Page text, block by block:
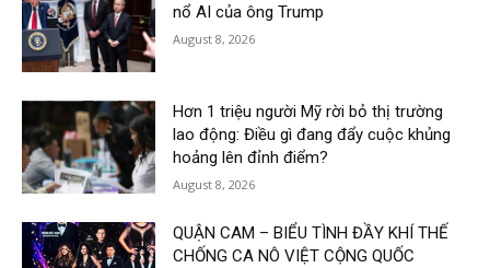
nổ AI của ông Trump
August 8, 2026
Hơn 1 triệu người Mỹ rời bỏ thị trường
lao động: Điều gì đang đẩy cuộc khủng
hoảng lên đỉnh điểm?
August 8, 2026
QUẬN CAM – BIỂU TÌNH ĐẦY KHÍ THẾ
CHỐNG CA NÔ VIỆT CỘNG QUỐC